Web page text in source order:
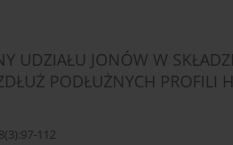
UDZIAŁU JONÓW W
PODŁUŻNYCH PROFILI
112